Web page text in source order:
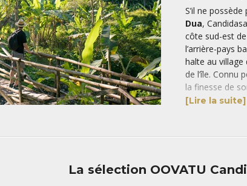
S’il ne
Dua,
côte sud-est
l’arrière-pays
halte au village
de l’île. Connu
la finesse de
d’étoffes
Les férus de
[Lire la suite]
La sélection OOVATU